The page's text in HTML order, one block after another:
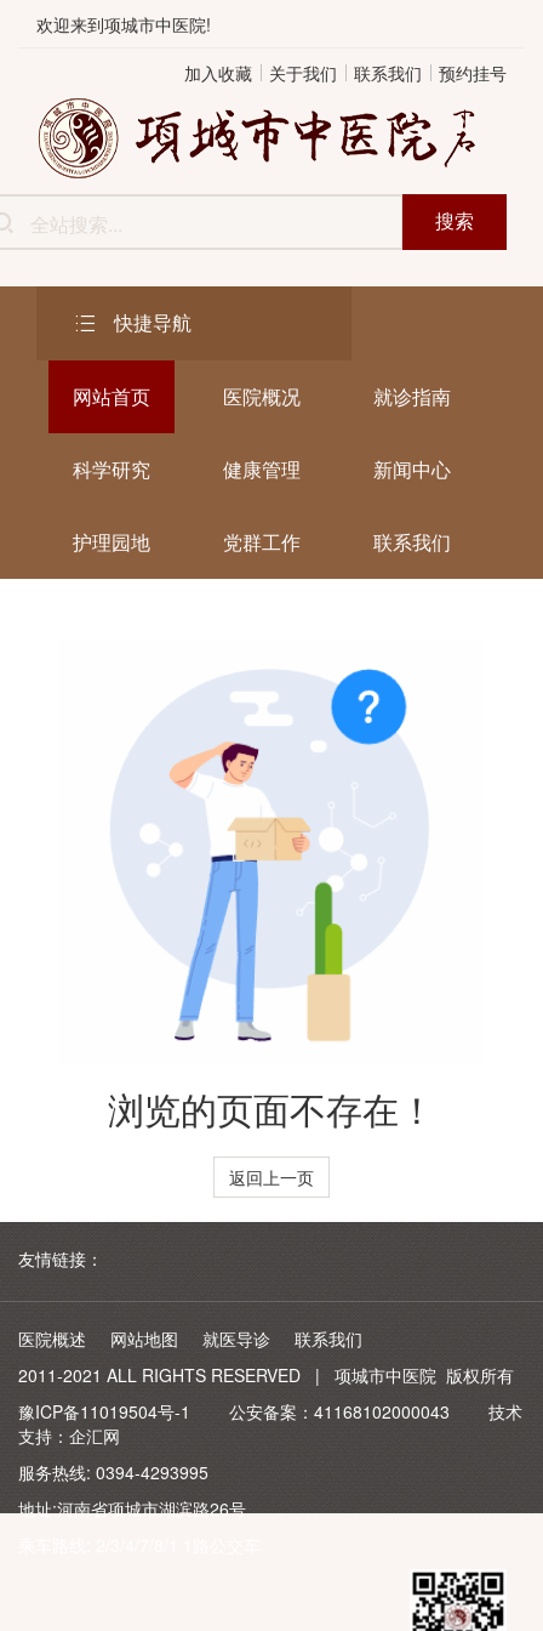
欢迎来到项城市中医院!
加入收藏
关于我们 联系我们 预约挂号
搜索
快捷导航
网站首页 医院概况 就诊指南
科学研究 健康管理 新闻中心
护理园地 党群工作 联系我们
浏览的页面不存在！
返回上一页
友情链接：
医院概述 网站地图 就医导诊
联系我们
2011-2021 ALL RIGHTS RESERVED | 项城市中医院 版权所有
豫ICP备11019504号-1
公安备案： 41168102000043 技术
支持： 企汇网
服务热线: 0394-4293995
地址:河南省项城市湖滨路26号